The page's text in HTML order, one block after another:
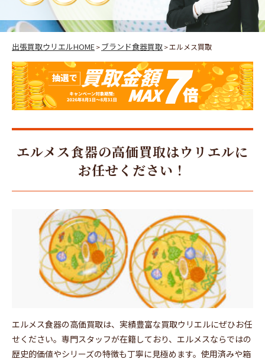
出張買取ウリエルHOME>ブランド食器買取>エルメス買取
エルメス食器の高価買取はウリエルに
お任せください！
エルメス食器の高価買取は、実績豊富な買取ウリエルにぜひお任
せください。専門スタッフが在籍しており、エルメスならではの
歴史的価値やシリーズの特徴も丁寧に見極めます。使用済みや箱